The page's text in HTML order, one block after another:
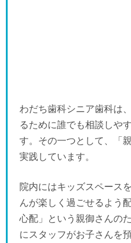
わだち歯科シニア歯科は
るために誰でも相談しや
す。その一つとして、「
実践しています。
院内にはキッズスペース
んが楽しく過ごせるよう
心配」という親御さんの
にスタッフがお子さんを